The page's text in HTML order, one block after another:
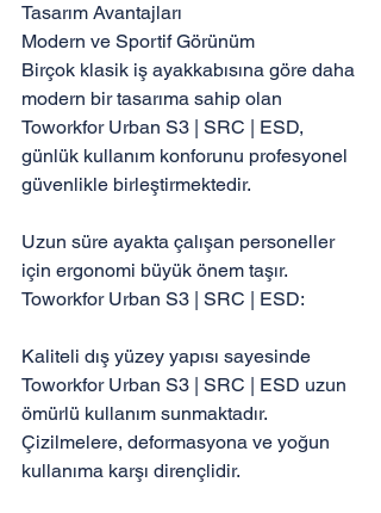
Tasarım Avantajları
Modern ve Sportif Görünüm
Birçok klasik iş ayakkabısına göre daha
modern bir tasarıma sahip olan
Toworkfor Urban S3 | SRC | ESD,
günlük kullanım konforunu profesyonel
güvenlikle birleştirmektedir.
Uzun süre ayakta çalışan personeller
için ergonomi büyük önem taşır.
Toworkfor Urban S3 | SRC | ESD:
Kaliteli dış yüzey yapısı sayesinde
Toworkfor Urban S3 | SRC | ESD uzun
ömürlü kullanım sunmaktadır.
Çizilmelere, deformasyona ve yoğun
kullanıma karşı dirençlidir.